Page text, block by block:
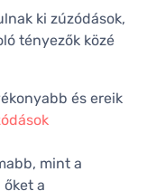
ki zúzódások,
tényezők közé
és ereik
mint a
a